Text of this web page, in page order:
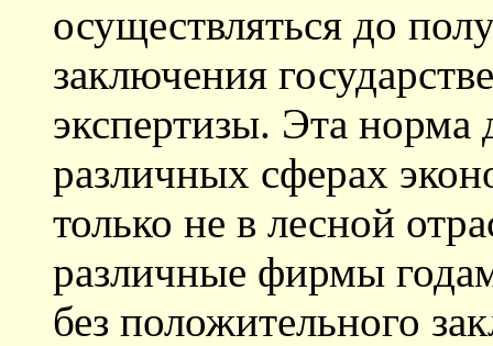
осуществляться до
заключения
экспертизы. Эта норма
различных сферах
только не в лесной
различные фирмы
без положительного